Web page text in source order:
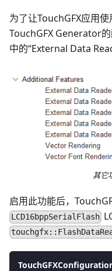
为了让TouchGFX应用
TouchGFX Generator
中的“External Data
其它
启用此功能后，
LCD16bppSerialFlash